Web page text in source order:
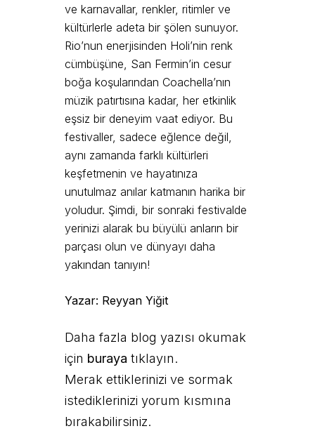
ve karnavallar, renkler, ritimler ve
kültürlerle adeta bir şölen sunuyor.
Rio’nun enerjisinden Holi’nin renk
cümbüşüne, San Fermin’in cesur
boğa koşularından Coachella’nın
müzik patırtısına kadar, her etkinlik
eşsiz bir deneyim vaat ediyor. Bu
festivaller, sadece eğlence değil,
aynı zamanda farklı kültürleri
keşfetmenin ve hayatınıza
unutulmaz anılar katmanın harika bir
yoludur. Şimdi, bir sonraki festivalde
yerinizi alarak bu büyülü anların bir
parçası olun ve dünyayı daha
yakından tanıyın!
Yazar: Reyyan Yiğit
Daha fazla blog yazısı okumak
için buraya tıklayın.
Merak ettiklerinizi ve sormak
istediklerinizi yorum kısmına
bırakabilirsiniz.